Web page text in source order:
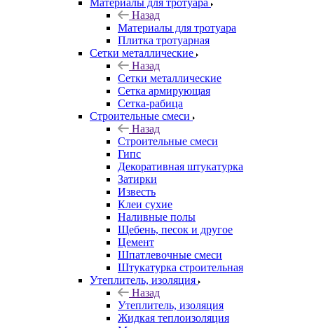
Материалы для тротуара
Назад
Материалы для тротуара
Плитка тротуарная
Сетки металлические
Назад
Сетки металлические
Сетка армирующая
Сетка-рабица
Строительные смеси
Назад
Строительные смеси
Гипс
Декоративная штукатурка
Затирки
Известь
Клеи сухие
Наливные полы
Щебень, песок и другое
Цемент
Шпатлевочные смеси
Штукатурка строительная
Утеплитель, изоляция
Назад
Утеплитель, изоляция
Жидкая теплоизоляция